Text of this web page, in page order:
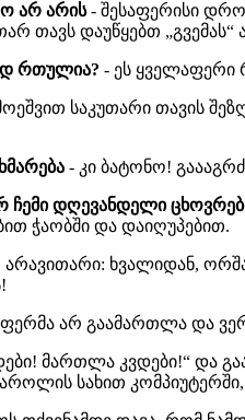
არ არის- შესაფერისი
თავს დაუწყებთ „გვემას“
რთულია? - ეს ყველაფერი
საკუთარი თავის
- კი ბატონო!
ჩემი დღევანდელი
ჭაობში და დაიღუპებით.
არავითარი: ხვალიდან,
არ გაამართლა და
მართლა კვდები!“ და
სახით